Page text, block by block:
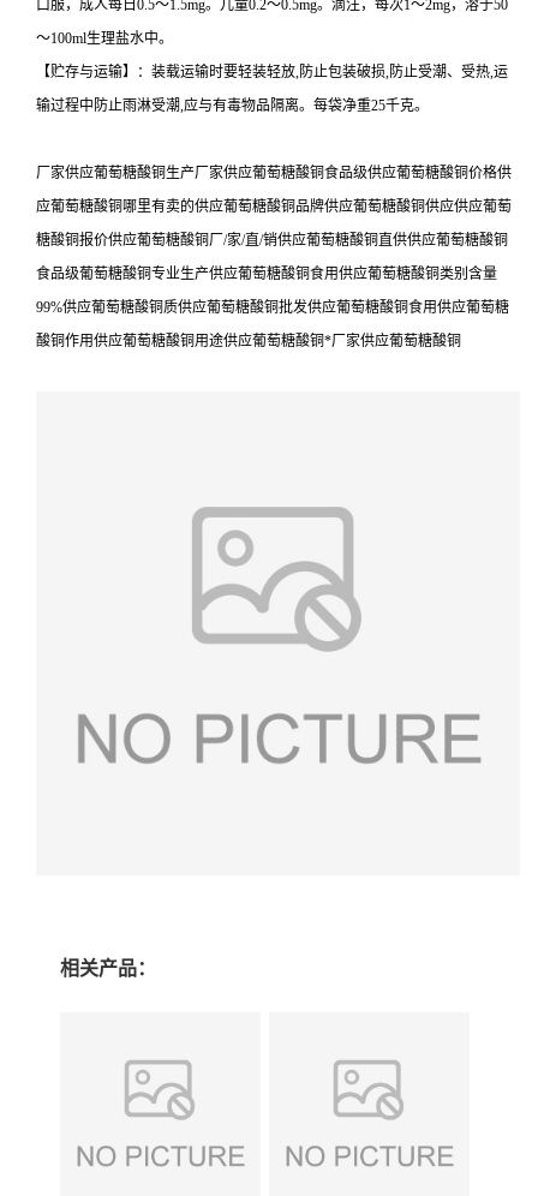
口服，成人每日0.5～1.5mg。儿童0.2～0.5mg。滴注，每次1～2mg，溶于50
～100ml生理盐水中。
【贮存与运输】：装载运输时要轻装轻放,防止包装破损,防止受潮、受热,运
输过程中防止雨淋受潮,应与有毒物品隔离。每袋净重25千克。
厂家供应葡萄糖酸铜生产厂家供应葡萄糖酸铜食品级供应葡萄糖酸铜价格供
应葡萄糖酸铜哪里有卖的供应葡萄糖酸铜品牌供应葡萄糖酸铜供应供应葡萄
糖酸铜报价供应葡萄糖酸铜厂/家/直/销供应葡萄糖酸铜直供供应葡萄糖酸铜
食品级葡萄糖酸铜专业生产供应葡萄糖酸铜食用供应葡萄糖酸铜类别含量
99%供应葡萄糖酸铜质供应葡萄糖酸铜批发供应葡萄糖酸铜食用供应葡萄糖
酸铜作用供应葡萄糖酸铜用途供应葡萄糖酸铜*厂家供应葡萄糖酸铜
相关产品：